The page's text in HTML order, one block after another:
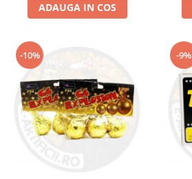
ADAUGA IN COS
-10% -9%